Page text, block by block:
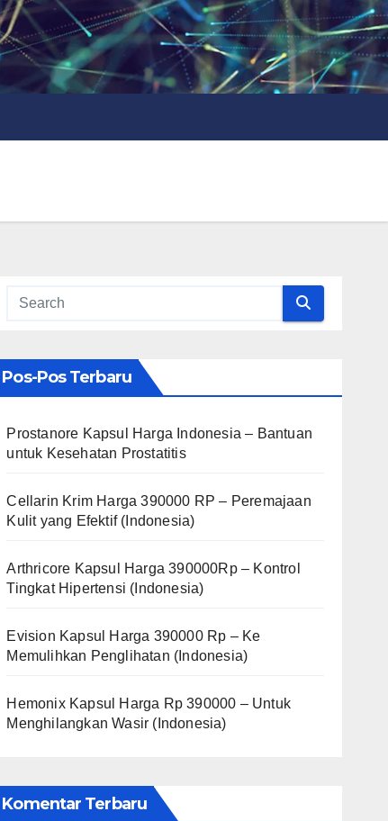
Pos-Pos Terbaru
Prostanore Kapsul Harga Indonesia – Bantuan
untuk Kesehatan Prostatitis
Cellarin Krim Harga 390000 RP – Peremajaan
Kulit yang Efektif (Indonesia)
Arthricore Kapsul Harga 390000Rp – Kontrol
Tingkat Hipertensi (Indonesia)
Evision Kapsul Harga 390000 Rp – Ke
Memulihkan Penglihatan (Indonesia)
Hemonix Kapsul Harga Rp 390000 – Untuk
Menghilangkan Wasir (Indonesia)
Komentar Terbaru